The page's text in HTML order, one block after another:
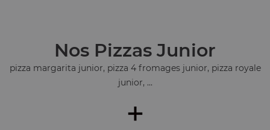
Nos Pizzas Junior
pizza margarita junior, pizza 4 fromages junior, pizza royale
junior, ...
+